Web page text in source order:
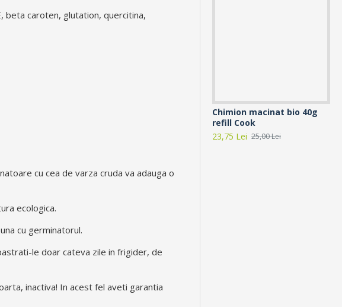
beta caroten, glutation, quercitina,
cu cea de varza cruda va adauga o
ecologica.
cu germinatorul.
le doar cateva zile in frigider, de
inactiva! In acest fel aveti garantia
Chimion macinat bio 40g
refill Cook
23,75 Lei 25,00 Lei